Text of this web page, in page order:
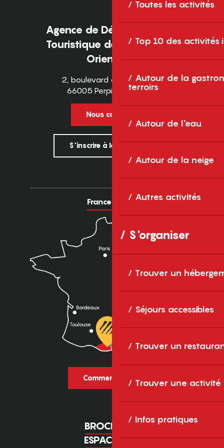
Toutes les activités
Top 10 des activités
Autour de la
terroirs
Autour de l'eau
Autour de la neige
Autres activités
S'organiser
Trouver un
Séjours accessibles
Trouver un
Trouver une activité
Infos pratiques
Agence de Développement
Touristique des Pyrénées-
Orientales
2, boulevard des Pyrénées
66005 Perpignan Cedex
Nous contacter
S'inscrire à la newsletter
France Europe
Comment venir ?
BROCHURES
ESPACE PRO